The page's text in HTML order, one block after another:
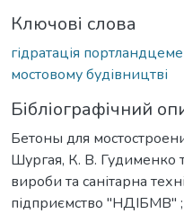
Ключові слова
гідратація
мостовому будівництві
Бібліографічний
Бетоны для
Шургая, К. В. Гудименко
вироби та санітарна
підприємство "НДІБМВ" ;